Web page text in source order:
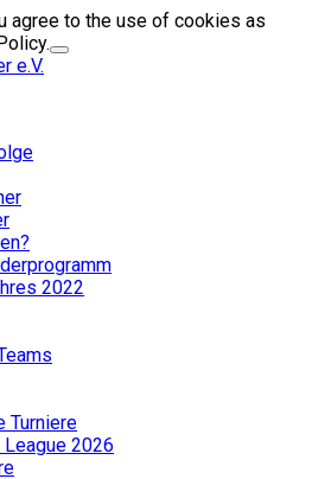
agree to the use of cookies as
2022
Turniere
2026